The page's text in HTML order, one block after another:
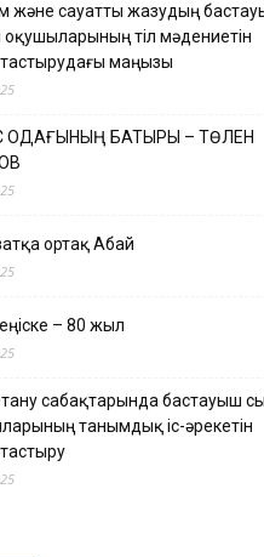
және сауатты жазудың
тіл мәдениетін
маңызы
ОДАҒЫНЫҢ БАТЫРЫ – ТӨЛЕН
ортақ Абай
– 80 жыл
сабақтарында бастауыш
танымдық іс-әрекетін